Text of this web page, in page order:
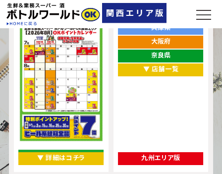
ポイントカレンダー
▼ 詳細はコチラ
お店をエリアから探す
兵庫県
大阪府
奈良県
▼ 店舗一覧
九州エリア版